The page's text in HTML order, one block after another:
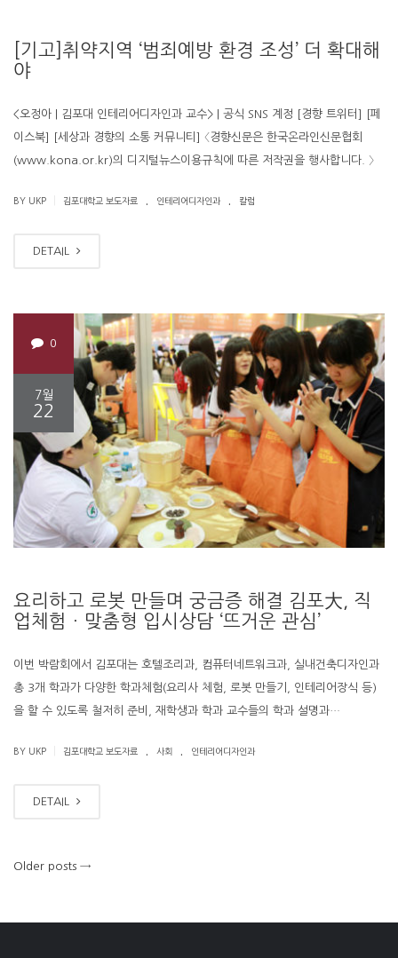
[기고]취약지역 ‘범죄예방 환경 조성’ 더 확대해
야
<오정아 | 김포대 인테리어디자인과 교수> | 공식 SNS 계정 [경향 트위터] [페
이스북] [세상과 경향의 소통 커뮤니티] 〈경향신문은 한국온라인신문협회
(www.kona.or.kr)의 디지털뉴스이용규칙에 따른 저작권을 행사합니다. 〉
BY UKP 김포대학교 보도자료 인테리어디자인과 칼럼
DETAIL
0
7월
22
요리하고 로봇 만들며 궁금증 해결 김포大, 직
업체험ㆍ맞춤형 입시상담 ‘뜨거운 관심’
이번 박람회에서 김포대는 호텔조리과, 컴퓨터네트워크과, 실내건축디자인과
총 3개 학과가 다양한 학과체험(요리사 체험, 로봇 만들기, 인테리어장식 등)
을 할 수 있도록 철저히 준비, 재학생과 학과 교수들의 학과 설명과…
BY UKP 김포대학교 보도자료 사회 인테리어디자인과
DETAIL
Older posts →